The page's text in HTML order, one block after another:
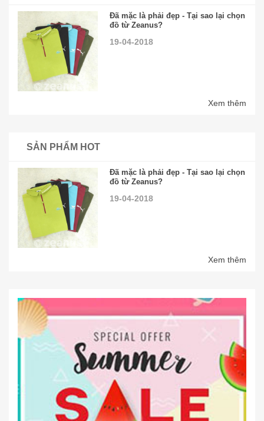
Đã mặc là phải đẹp - Tại sao lại chọn
đồ từ Zeanus?
19-04-2018
Xem thêm
SẢN PHẨM HOT
Đã mặc là phải đẹp - Tại sao lại chọn
đồ từ Zeanus?
19-04-2018
Xem thêm